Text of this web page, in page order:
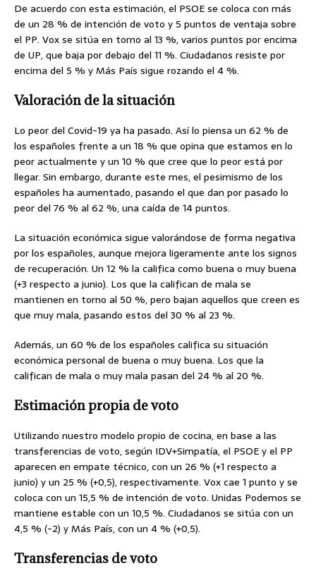
De acuerdo con esta estimación, el PSOE se coloca con más
de un 28 % de intención de voto y 5 puntos de ventaja sobre
el PP. Vox se sitúa en torno al 13 %, varios puntos por encima
de UP, que baja por debajo del 11 %. Ciudadanos resiste por
encima del 5 % y Más País sigue rozando el 4 %.
Valoración de la situación
Lo peor del Covid-19 ya ha pasado. Así lo piensa un 62 % de
los españoles frente a un 18 % que opina que estamos en lo
peor actualmente y un 10 % que cree que lo peor está por
llegar. Sin embargo, durante este mes, el pesimismo de los
españoles ha aumentado, pasando el que dan por pasado lo
peor del 76 % al 62 %, una caída de 14 puntos.
La situación económica sigue valorándose de forma negativa
por los españoles, aunque mejora ligeramente ante los signos
de recuperación. Un 12 % la califica como buena o muy buena
(+3 respecto a junio). Los que la califican de mala se
mantienen en torno al 50 %, pero bajan aquellos que creen es
que muy mala, pasando estos del 30 % al 23 %.
Además, un 60 % de los españoles califica su situación
económica personal de buena o muy buena. Los que la
califican de mala o muy mala pasan del 24 % al 20 %.
Estimación propia de voto
Utilizando nuestro modelo propio de cocina, en base a las
transferencias de voto, según IDV+Simpatía, el PSOE y el PP
aparecen en empate técnico, con un 26 % (+1 respecto a
junio) y un 25 % (+0,5), respectivamente. Vox cae 1 punto y se
coloca con un 15,5 % de intención de voto. Unidas Podemos se
mantiene estable con un 10,5 %. Ciudadanos se sitúa con un
4,5 % (-2) y Más País, con un 4 % (+0,5).
Transferencias de voto